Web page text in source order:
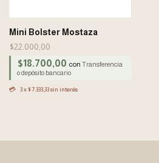
Mini Bolster Mostaza
$22.000,00
$18.700,00 con Transferencia
o depósito bancario
3x$7.333,33sin interés